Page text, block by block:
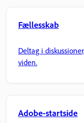
Fællesskab
Deltag i
viden.
Adobe-startside